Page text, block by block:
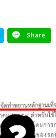
Share